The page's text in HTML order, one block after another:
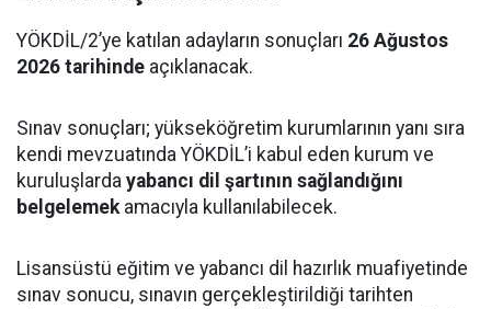
YÖKDİL/2’ye katılan adayların sonuçları 26 Ağustos
2026 tarihinde açıklanacak.
Sınav sonuçları; yükseköğretim kurumlarının yanı sıra
kendi mevzuatında YÖKDİL’i kabul eden kurum ve
kuruluşlarda yabancı dil şartının sağlandığını
belgelemekamacıyla kullanılabilecek.
Lisansüstü eğitim ve yabancı dil hazırlık muafiyetinde
sınav sonucu, sınavın gerçekleştirildiği tarihten